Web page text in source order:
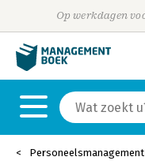
Op werkdagen
Personeelsmanagement